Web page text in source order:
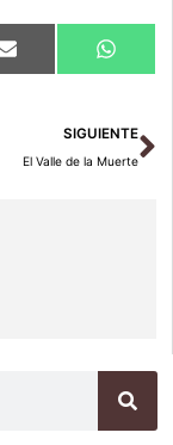
Compartir
en
Email
en
SIGUIENTE
El Valle de la Muerte